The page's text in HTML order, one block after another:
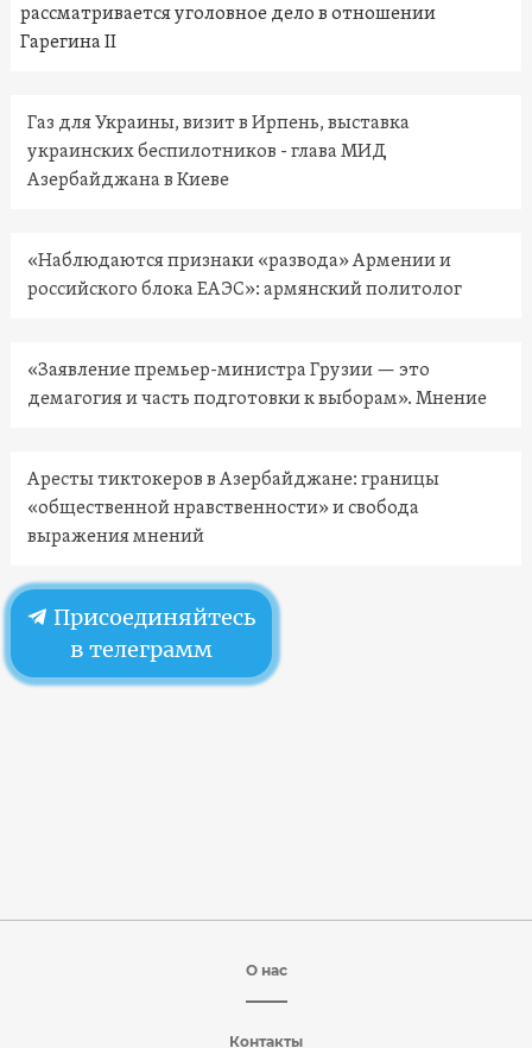
рассматривается уголовное дело в отношении
Гарегина II
Газ для Украины, визит в Ирпень, выставка
украинских беспилотников - глава МИД
Азербайджана в Киеве
«Наблюдаются признаки «развода» Армении и
российского блока ЕАЭС»: армянский политолог
«Заявление премьер-министра Грузии — это
демагогия и часть подготовки к выборам». Мнение
Аресты тиктокеров в Азербайджане: границы
«общественной нравственности» и свобода
выражения мнений
Присоединяйтесь
в телеграмм
О нас
Контакты